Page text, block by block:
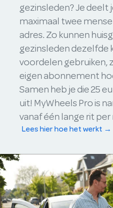
gezinsleden? Je
maximaal twee
adres. Zo kunnen
gezinsleden dezelfde
voordelen gebruiken,
eigen abonnement
Samen heb je die 25
uit! MyWheels Pro is
vanaf één lange rit per
Lees hier hoe het werkt →